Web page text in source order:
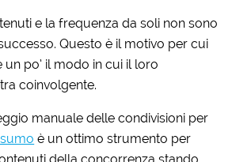
e la frequenza da soli non sono
Questo è il motivo per cui
po’ il modo in cui il loro
coinvolgente.
manuale delle condivisioni per
è un ottimo strumento per